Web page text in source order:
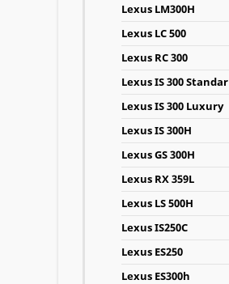
Lexus LM300H
Lexus LC 500
Lexus RC 300
Lexus IS 300 Standar
Lexus IS 300 Luxury
Lexus IS 300H
Lexus GS 300H
Lexus RX 359L
Lexus LS 500H
Lexus IS250C
Lexus ES250
Lexus ES300h